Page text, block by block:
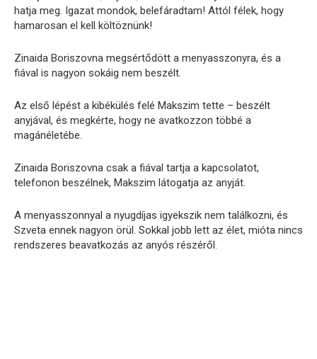
hatja meg. Igazat mondok, belefáradtam! Attól félek, hogy
hamarosan el kell költöznünk!
Zinaida Boriszovna megsértődött a menyasszonyra, és a
fiával is nagyon sokáig nem beszélt.
Az első lépést a kibékülés felé Makszim tette – beszélt
anyjával, és megkérte, hogy ne avatkozzon többé a
magánéletébe.
Zinaida Boriszovna csak a fiával tartja a kapcsolatot,
telefonon beszélnek, Makszim látogatja az anyját.
A menyasszonnyal a nyugdíjas igyekszik nem találkozni, és
Szveta ennek nagyon örül. Sokkal jobb lett az élet, mióta nincs
rendszeres beavatkozás az anyós részéről.